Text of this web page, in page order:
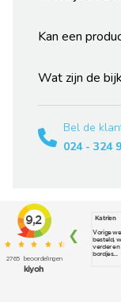
Kan een
Wat zijn de
Bel de
024 - 324